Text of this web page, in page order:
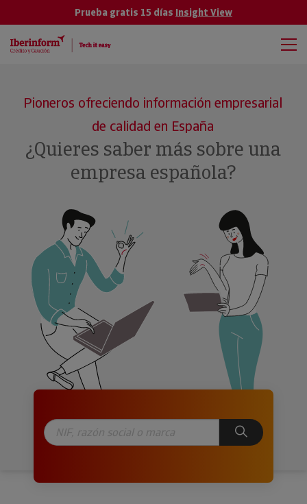
Prueba gratis 15 días Insight View
Pioneros ofreciendo información empresarial
de calidad en España
¿Quieres saber más sobre una
empresa española?